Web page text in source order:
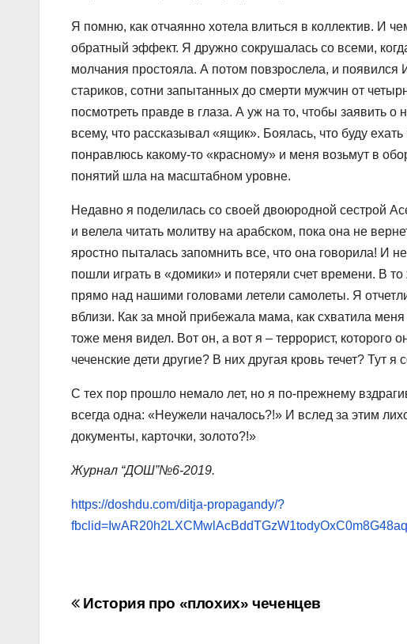
Я помню, как отчаянно хотела влиться в коллектив. И
обратный эффект. Я дружно сокрушалась со всеми,
молчания простояла. А потом повзрослела, и
стариков, сотни запытанных до смерти мужчин от
посмотреть правде в глаза. А уж на то, чтобы заявить
всему, что рассказывал «ящик». Боялась, что буду
понравлюсь какому-то «красному» и меня возьмут в
понятий шла на масштабном уровне.
Недавно я поделилась со своей двоюродной сестрой
и велела читать молитву на арабском, пока она не
яростно пыталась запомнить все, что она говорила! И
пошли играть в «домики» и потеряли счет времени. В
прямо над нашими головами летели самолеты. Я
вблизи. Как за мной прибежала мама, как схватила
тоже меня видел. Вот он, а вот я – террорист,
чеченские дети другие? В них другая кровь течет? Тут
С тех пор прошло немало лет, но я по-прежнему
всегда одна: «Неужели началось?!» И вслед за этим
документы, карточки, золото?!»
Журнал “ДОШ”№6-2019.
https://doshdu.com/ditja-propagandy/?
Навигация
История про «плохих» чеченцев